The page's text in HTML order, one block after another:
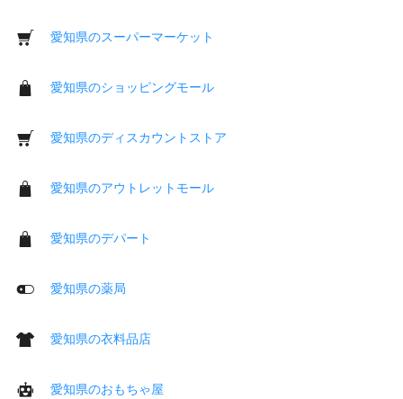
愛知県のスーパーマーケット
愛知県のショッピングモール
愛知県のディスカウントストア
愛知県のアウトレットモール
愛知県のデパート
愛知県の薬局
愛知県の衣料品店
愛知県のおもちゃ屋